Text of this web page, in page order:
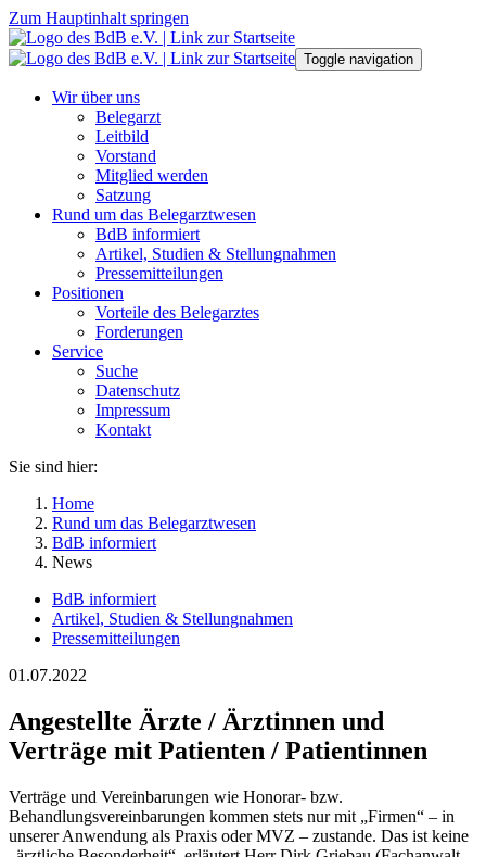
Zum Hauptinhalt springen
Toggle navigation
Wir über uns
Belegarzt
Leitbild
Vorstand
Mitglied werden
Satzung
Rund um das Belegarztwesen
BdB informiert
Artikel, Studien & Stellungnahmen
Pressemitteilungen
Positionen
Vorteile des Belegarztes
Forderungen
Service
Suche
Datenschutz
Impressum
Kontakt
Sie sind hier:
Home
Rund um das Belegarztwesen
BdB informiert
News
BdB informiert
Artikel, Studien & Stellungnahmen
Pressemitteilungen
01.07.2022
Angestellte Ärzte / Ärztinnen und
Verträge mit Patienten / Patientinnen
Verträge und Vereinbarungen wie Honorar- bzw.
Behandlungsvereinbarungen kommen stets nur mit „Firmen“ – in
unserer Anwendung als Praxis oder MVZ – zustande. Das ist keine